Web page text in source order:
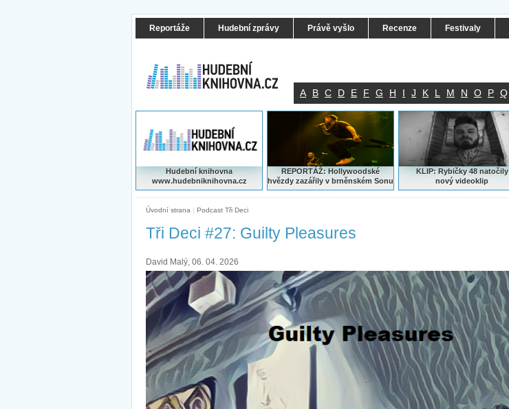
Reportáže Hudební zprávy Právě vyšlo Recenze Festivaly
A B C D E F G H I J K L M N O P Q
Hudební knihovna
www.hudebniknihovna.cz
REPORTÁŽ: Hollywoodské
hvězdy zazářily v brněnském Sonu
KLIP: Rybičky 48 natočily
nový videoklip
Úvodní strana | Podcast Tři Deci
Tři Deci #27: Guilty Pleasures
David Malý, 06. 04. 2026